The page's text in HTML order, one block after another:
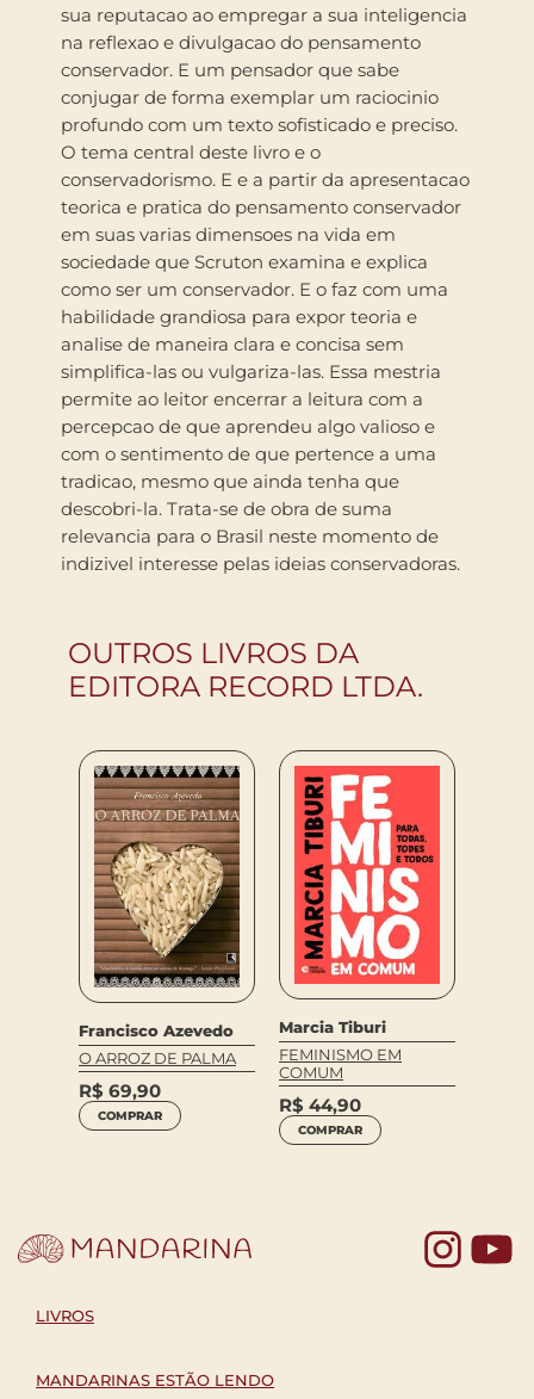
sua reputacao ao empregar a sua inteligencia
na reflexao e divulgacao do pensamento
conservador. E um pensador que sabe
conjugar de forma exemplar um raciocinio
profundo com um texto sofisticado e preciso.
O tema central deste livro e o
conservadorismo. E e a partir da apresentacao
teorica e pratica do pensamento conservador
em suas varias dimensoes na vida em
sociedade que Scruton examina e explica
como ser um conservador. E o faz com uma
habilidade grandiosa para expor teoria e
analise de maneira clara e concisa sem
simplifica-las ou vulgariza-las. Essa mestria
permite ao leitor encerrar a leitura com a
percepcao de que aprendeu algo valioso e
com o sentimento de que pertence a uma
tradicao, mesmo que ainda tenha que
descobri-la. Trata-se de obra de suma
relevancia para o Brasil neste momento de
indizivel interesse pelas ideias conservadoras.
OUTROS LIVROS DA
EDITORA RECORD LTDA.
Francisco Azevedo
O ARROZ DE PALMA
R$ 69,90
COMPRAR
Marcia Tiburi
FEMINISMO EM
COMUM
R$ 44,90
COMPRAR
LIVROS
MANDARINAS ESTÃO LENDO